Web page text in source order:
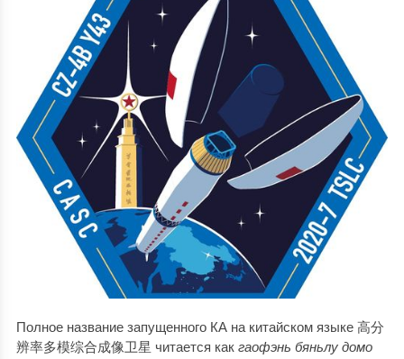
Полное название запущенного КА на китайском языке 高分
辨率多模综合成像卫星 читается какгаофэнь бяньлу домо